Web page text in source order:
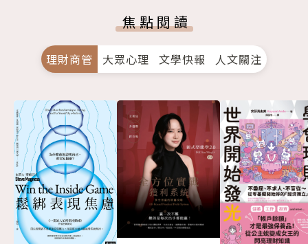
焦點閱讀
理財商管 大眾心理 文學快報 人文關注